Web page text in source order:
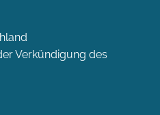
Verkündigung des